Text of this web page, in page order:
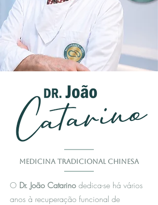
Medicina Tradicional Chinesa
O Dr. João Catarino dedica-se há vários
anos à recuperação funcional de